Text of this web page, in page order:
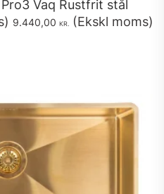
Vaq Rustfrit stål
9.440,00 KR. (Ekskl moms)